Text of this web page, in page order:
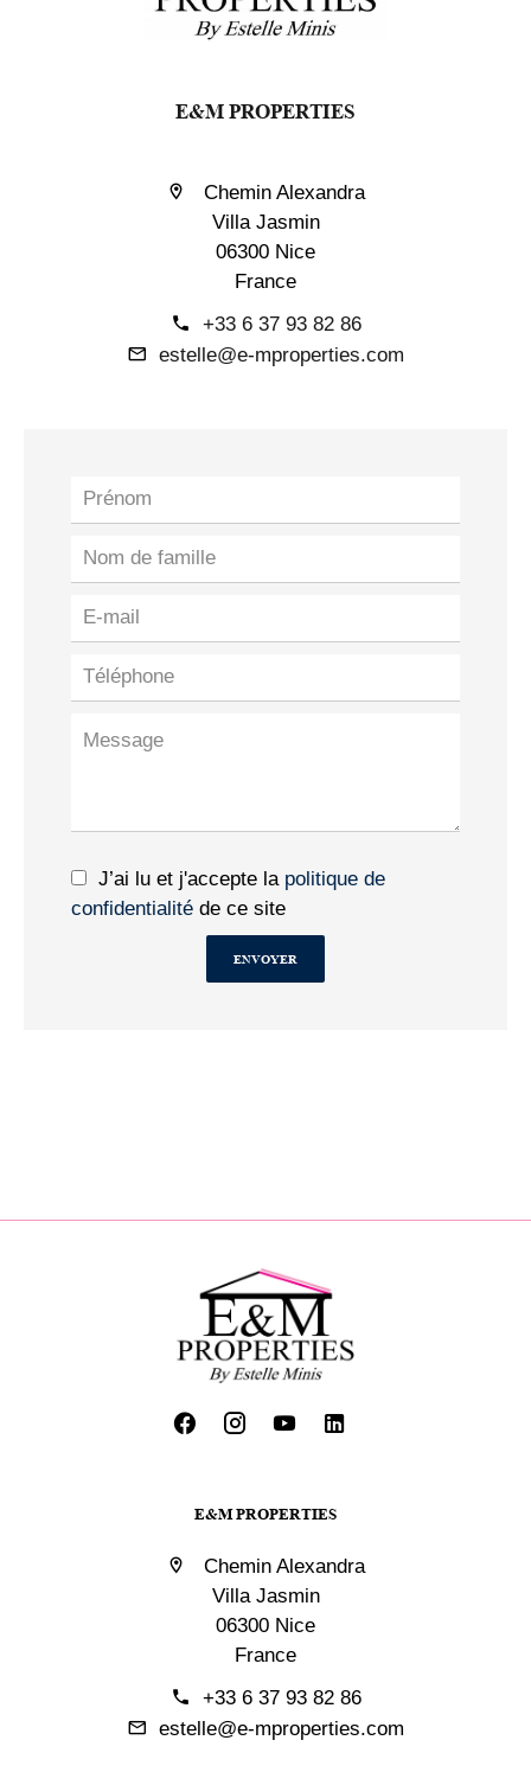
E&M PROPERTIES
Chemin Alexandra
Villa Jasmin
06300 Nice
France
+33 6 37 93 82 86
estelle@e-mproperties.com
J’ai lu et j'accepte la politique de
confidentialité de ce site
ENVOYER
E&M PROPERTIES
Chemin Alexandra
Villa Jasmin
06300 Nice
France
+33 6 37 93 82 86
estelle@e-mproperties.com